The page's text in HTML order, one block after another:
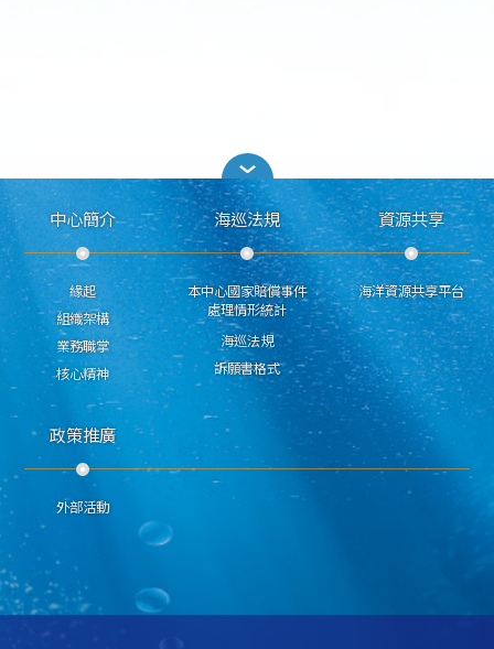
中心簡介
緣起
組織架構
業務職掌
核心精神
海巡法規
本中心國家賠償事件
處理情形統計
海巡法規
訴願書格式
資源共享
海洋資源共享平台
政策推廣
外部活動